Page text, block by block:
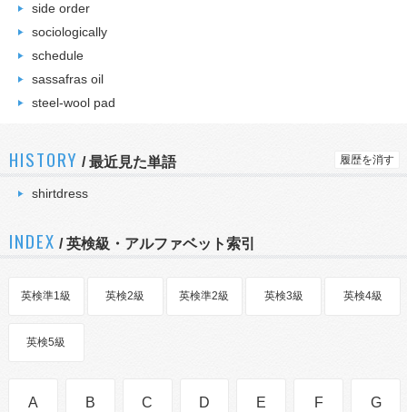
side order
sociologically
schedule
sassafras oil
steel-wool pad
HISTORY /最近見た単語 履歴を消す
shirtdress
INDEX / 英検級・アルファベット索引
英検準1級 英検2級 英検準2級 英検3級 英検4級
英検5級
A B C D E F G